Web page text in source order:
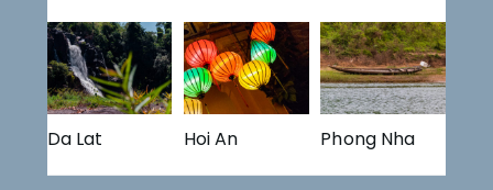
Da Lat Hoi An Phong Nha